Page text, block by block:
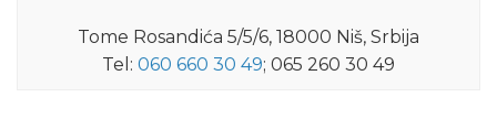
Tome Rosandića 5/5/6, 18000 Niš, Srbija
Tel: 060 660 30 49; 065 260 30 49